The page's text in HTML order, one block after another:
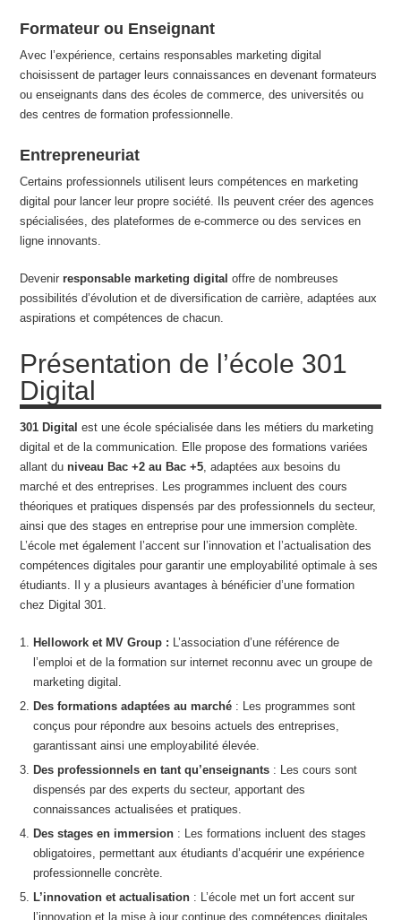
Formateur ou Enseignant
Avec l’expérience, certains responsables marketing digital
choisissent de partager leurs connaissances en devenant formateurs
ou enseignants dans des écoles de commerce, des universités ou
des centres de formation professionnelle.
Entrepreneuriat
Certains professionnels utilisent leurs compétences en marketing
digital pour lancer leur propre société. Ils peuvent créer des agences
spécialisées, des plateformes de e-commerce ou des services en
ligne innovants.
Devenirresponsable marketing digital offre de nombreuses
possibilités d’évolution et de diversification de carrière, adaptées aux
aspirations et compétences de chacun.
Présentation de l’école 301
Digital
301 Digital est une école spécialisée dans les métiers du marketing
digital et de la communication. Elle propose des formations variées
allant duniveau Bac +2 au Bac +5 , adaptées aux besoins du
marché et des entreprises. Les programmes incluent des cours
théoriques et pratiques dispensés par des professionnels du secteur,
ainsi que des stages en entreprise pour une immersion complète.
L’école met également l’accent sur l’innovation et l’actualisation des
compétences digitales pour garantir une employabilité optimale à ses
étudiants. Il y a plusieurs avantages à bénéficier d’une formation
chez Digital 301.
Hellowork et MV Group :
L’association d’une référence de
l’emploi et de la formation sur internet reconnu avec un groupe de
marketing digital.
Des formations adaptées au marché : Les programmes sont
conçus pour répondre aux besoins actuels des entreprises,
garantissant ainsi une employabilité élevée.
Des professionnels en tant qu’enseignants : Les cours sont
dispensés par des experts du secteur, apportant des
connaissances actualisées et pratiques.
Des stages en immersion : Les formations incluent des stages
obligatoires, permettant aux étudiants d’acquérir une expérience
professionnelle concrète.
L’innovation et actualisation : L’école met un fort accent sur
l’innovation et la mise à jour continue des compétences digitales